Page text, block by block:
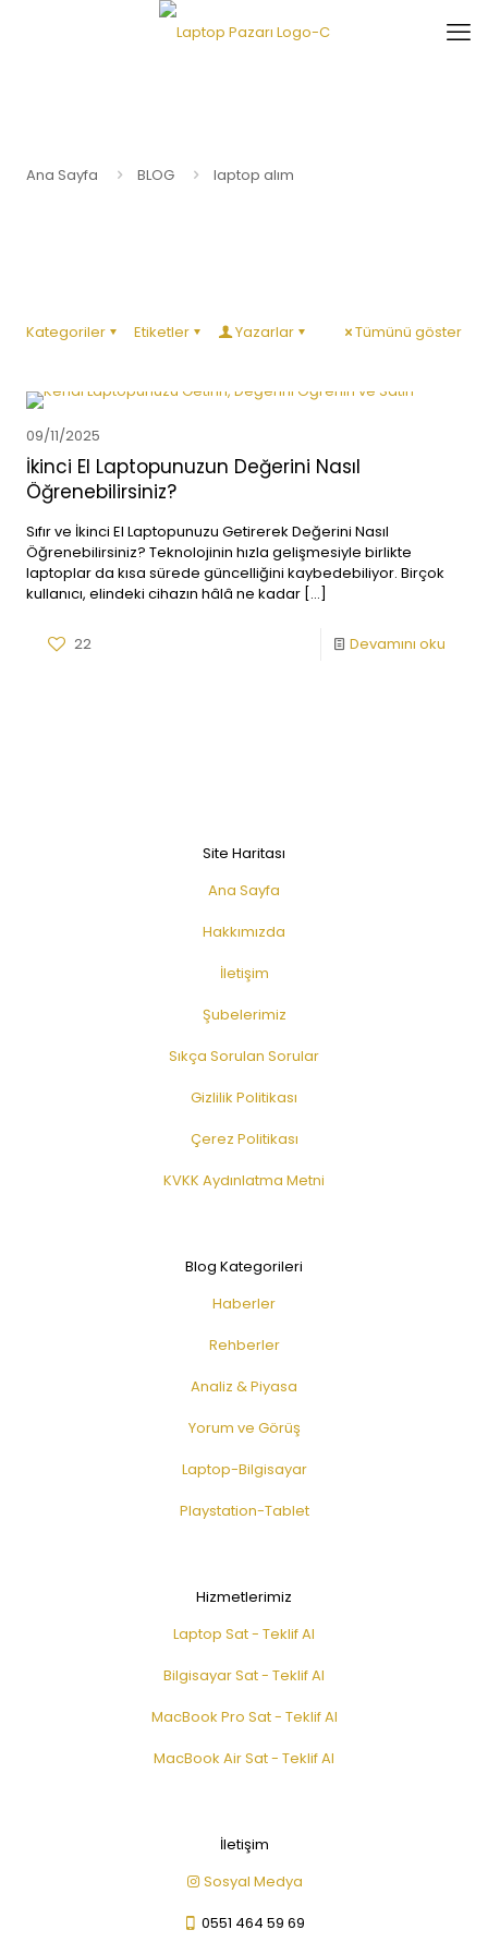
Ana Sayfa BLOG laptop alım
Kategoriler Etiketler Yazarlar Tümünü göster
09/11/2025
İkinci El Laptopunuzun Değerini Nasıl
Öğrenebilirsiniz?
Sıfır ve İkinci El Laptopunuzu Getirerek Değerini Nasıl
Öğrenebilirsiniz? Teknolojinin hızla gelişmesiyle birlikte
laptoplar da kısa sürede güncelliğini kaybedebiliyor. Birçok
kullanıcı, elindeki cihazın hâlâ ne kadar […]
22 Devamını oku
Site Haritası
Ana Sayfa
Hakkımızda
İletişim
Şubelerimiz
Sıkça Sorulan Sorular
Gizlilik Politikası
Çerez Politikası
KVKK Aydınlatma Metni
Blog Kategorileri
Haberler
Rehberler
Analiz & Piyasa
Yorum ve Görüş
Laptop-Bilgisayar
Playstation-Tablet
Hizmetlerimiz
Laptop Sat - Teklif Al
Bilgisayar Sat - Teklif Al
MacBook Pro Sat - Teklif Al
MacBook Air Sat - Teklif Al
İletişim
Sosyal Medya
0551 464 59 69